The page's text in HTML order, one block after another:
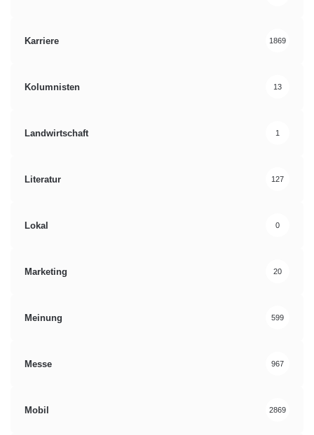
Karriere 1869
Kolumnisten 13
Landwirtschaft 1
Literatur 127
Lokal 0
Marketing 20
Meinung 599
Messe 967
Mobil 2869